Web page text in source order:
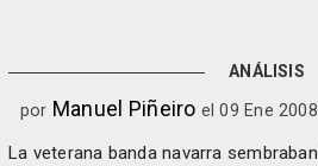
ANÁLISIS
por Manuel Piñeiro el 09 Ene 2008
La veterana banda navarra